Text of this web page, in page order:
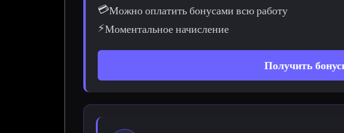
💳Можно оплатить бонусами всю работу
⚡Моментальное начисление
Получить